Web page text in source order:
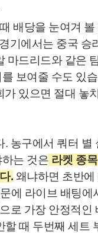
배당을 눈여겨
기에서는 중국 승
마드리드와 같은
보여줄 수도 있
가 있으면 절대 놓
농구에서 쿼터 별
는 것은 라켓 종
. 왜냐하면 초반
에 라이브 배팅
로 가장 안정적인
때 두번째 세트